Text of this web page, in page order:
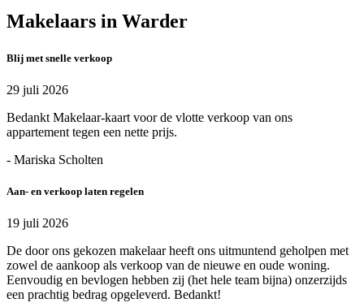
Makelaars in Warder
Blij met snelle verkoop
29 juli 2026
Bedankt Makelaar-kaart voor de vlotte verkoop van ons
appartement tegen een nette prijs.
- Mariska Scholten
Aan- en verkoop laten regelen
19 juli 2026
De door ons gekozen makelaar heeft ons uitmuntend geholpen met
zowel de aankoop als verkoop van de nieuwe en oude woning.
Eenvoudig en bevlogen hebben zij (het hele team bijna) onzerzijds
een prachtig bedrag opgeleverd. Bedankt!